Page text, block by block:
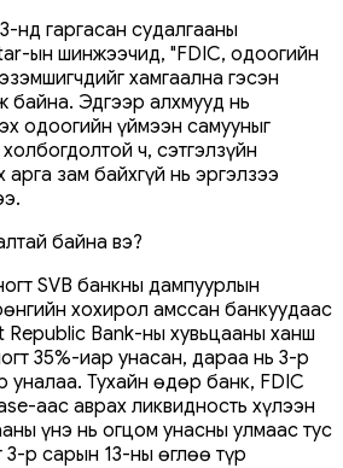
нд гаргасан судалгааны
ын шинжээчид, "FDIC, одоогийн
хамгаална гэсэн
байна. Эдгээр алхмууд нь
одоогийн үймээн самууныг
ч, сэтгэлзүйн
зам байхгүй нь эргэлзээ
байна вэ?
SVB банкны дампуурлын
хохирол амссан банкуудаас
Republic Bank-ны хувьцааны ханш
35%-иар унасан, дараа нь 3-р
уналаа. Тухайн өдөр банк, FDIC
аас аврах ликвидность хүлээн
үнэ нь огцом унасны улмаас тус
р сарын 13-ны өглөө түр